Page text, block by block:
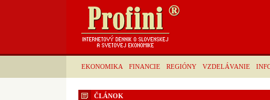
EKONOMIKA FINANCIE REGIÓNY VZDELÁVANIE
ČLÁNOK